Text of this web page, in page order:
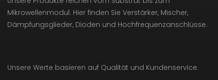
Mikrowellenmodul. Hier finden Sie Verstärker, Mischer,
Dämpfungsglieder, Dioden und Hochfrequenzanschlüsse.
Unsere Werte basieren auf Qualität und Kundenservice.